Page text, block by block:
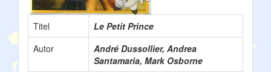
Titel
Le Petit Prince
Autor
André Dussollier, Andrea
Santamaria, Mark Osborne